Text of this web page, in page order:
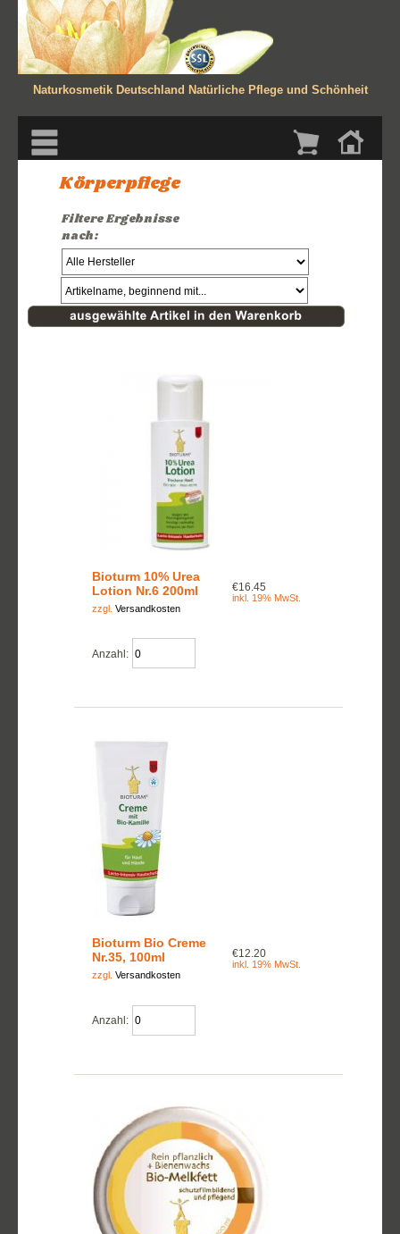
Naturkosmetik Deutschland Natürliche Pflege und Schönheit
Körperpflege
Filtere Ergebnisse
nach:
Bioturm 10% Urea
Lotion Nr.6 200ml
€16.45
inkl. 19% MwSt.
zzgl. Versandkosten
Anzahl:
Bioturm Bio Creme
Nr.35, 100ml
€12.20
inkl. 19% MwSt.
zzgl. Versandkosten
Anzahl: